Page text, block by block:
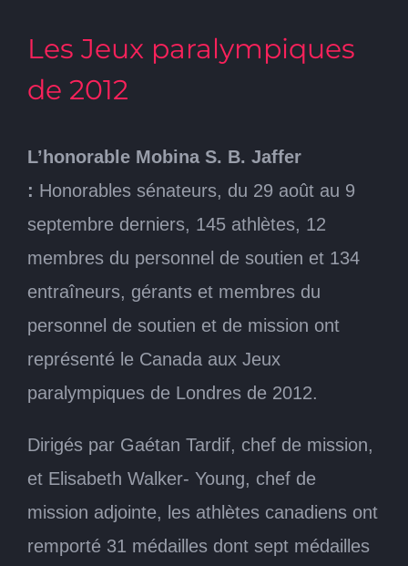
Les Jeux paralympiques
de 2012
L’honorable Mobina S. B. Jaffer
: Honorables sénateurs, du 29 août au 9
septembre derniers, 145 athlètes, 12
membres du personnel de soutien et 134
entraîneurs, gérants et membres du
personnel de soutien et de mission ont
représenté le Canada aux Jeux
paralympiques de Londres de 2012.
Dirigés par Gaétan Tardif, chef de mission,
et Elisabeth Walker- Young, chef de
mission adjointe, les athlètes canadiens ont
remporté 31 médailles dont sept médailles